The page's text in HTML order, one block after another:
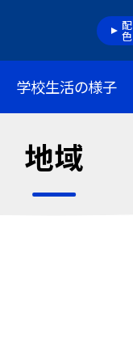
配色
学校生活の様子
地域